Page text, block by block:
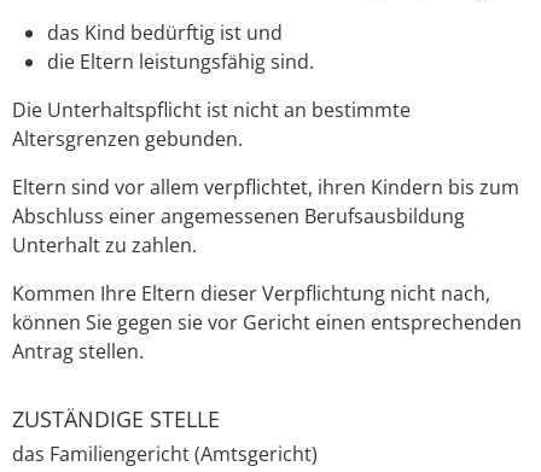
das Kind bedürftig ist und
die Eltern leistungsfähig sind.
Die Unterhaltspflicht ist nicht an bestimmte
Altersgrenzen gebunden.
Eltern sind vor allem verpflichtet, ihren Kindern bis zum
Abschluss einer angemessenen Berufsausbildung
Unterhalt zu zahlen.
Kommen Ihre Eltern dieser Verpflichtung nicht nach,
können Sie gegen sie vor Gericht einen entsprechenden
Antrag stellen.
ZUSTÄNDIGE STELLE
das Familiengericht (Amtsgericht)